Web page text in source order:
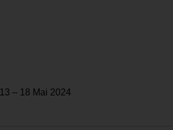
– 18 Mai 2024